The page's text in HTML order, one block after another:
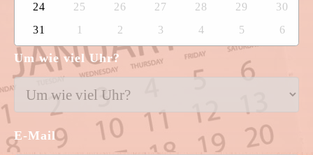
24
25 26 27 28 29
30
31
1 2 3 4 5 6
Um wie viel Uhr?
E-Mail